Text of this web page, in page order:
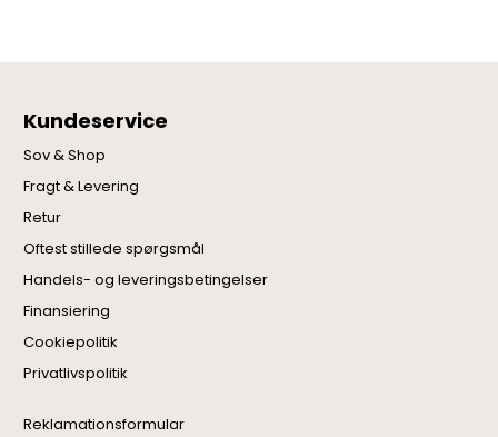
Kundeservice
Sov & Shop
Fragt & Levering
Retur
Oftest stillede spørgsmål
Handels- og leveringsbetingelser
Finansiering
Cookiepolitik
Privatlivspolitik
Reklamationsformular